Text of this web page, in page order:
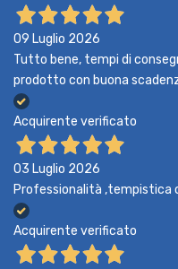
09 Luglio 2026
Tutto bene, tempi di
prodotto con buona
Acquirente verificato
03 Luglio 2026
Professionalità ,tempistica
Acquirente verificato